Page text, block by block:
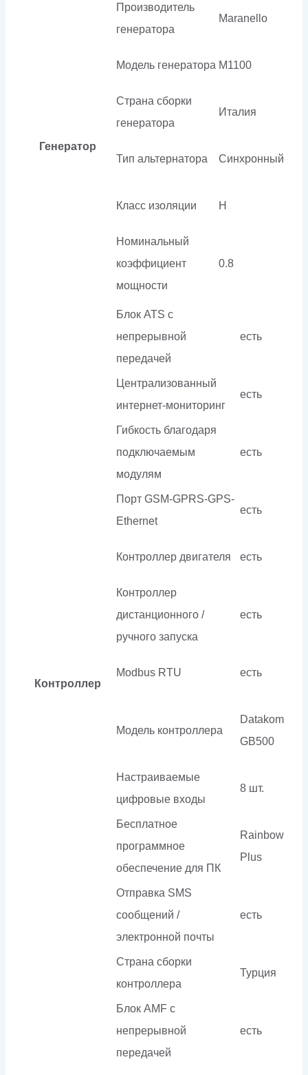
Генератор
Производитель
генератора
Maranello
Модель генератора M1100
Страна сборки
генератора
Италия
Тип альтернатора Синхронный
Класс изоляции H
Номинальный
коэффициент
мощности
0.8
Контроллер
Блок ATS с
непрерывной
передачей
есть
Централизованный
интернет-мониторинг
есть
Гибкость благодаря
подключаемым
модулям
есть
Порт GSM-GPRS-GPS-
Ethernet
есть
Контроллер двигателя есть
Контроллер
дистанционного /
ручного запуска
есть
Modbus RTU есть
Модель контроллера
Datakom
GB500
Настраиваемые
цифровые входы
8 шт.
Бесплатное
программное
обеспечение для ПК
Rainbow
Plus
Отправка SMS
сообщений /
электронной почты
есть
Страна сборки
контроллера
Турция
Блок AMF с
непрерывной
передачей
есть